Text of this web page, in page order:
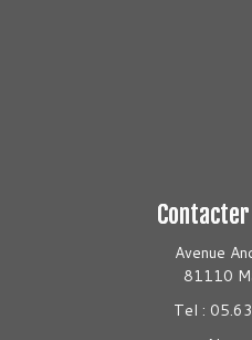
Avenue
81110
Tel :